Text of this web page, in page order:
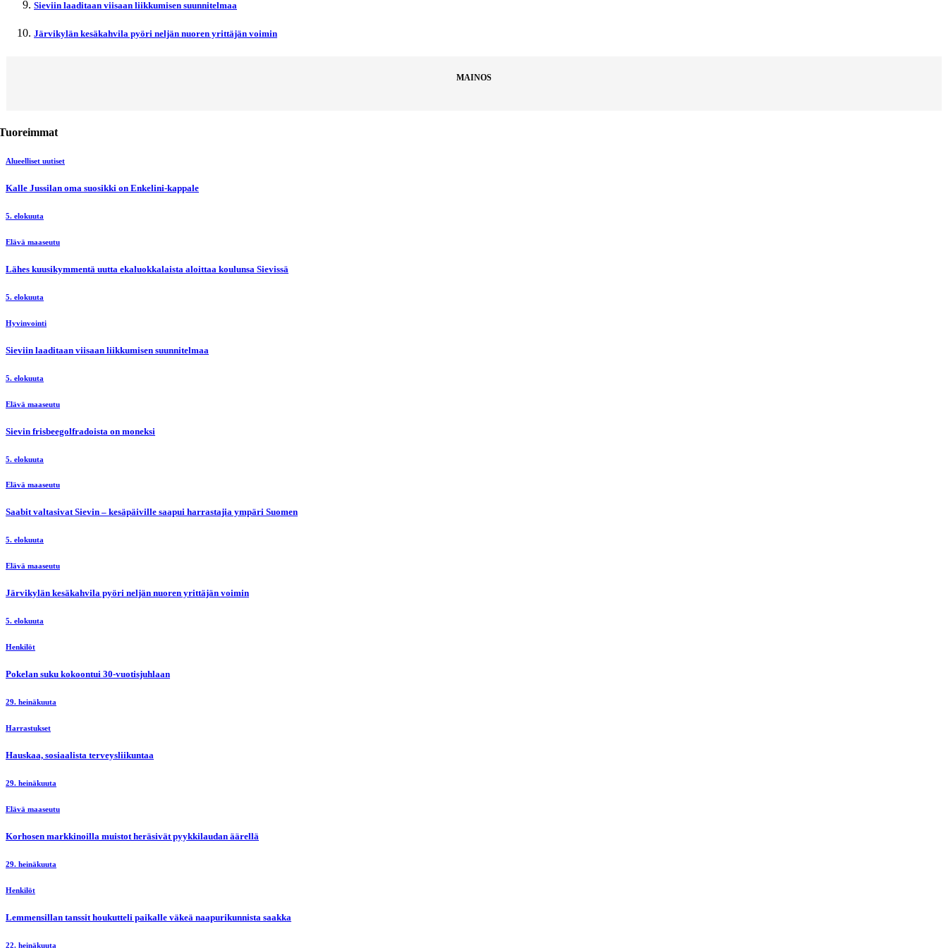
Sieviin laaditaan viisaan liikkumisen suunnitelmaa
Järvikylän kesäkahvila pyöri neljän nuoren yrittäjän voimin
MAINOS
Alueelliset uutiset
Kalle Jussilan oma suosikki on Enkelini-kappale
5. elokuuta
Elävä maaseutu
Lähes kuusikymmentä uutta ekaluokkalaista aloittaa koulunsa Sievissä
5. elokuuta
Hyvinvointi
Sieviin laaditaan viisaan liikkumisen suunnitelmaa
5. elokuuta
Elävä maaseutu
Sievin frisbeegolfradoista on moneksi
5. elokuuta
Elävä maaseutu
Saabit valtasivat Sievin – kesäpäiville saapui harrastajia ympäri Suomen
5. elokuuta
Elävä maaseutu
Järvikylän kesäkahvila pyöri neljän nuoren yrittäjän voimin
5. elokuuta
Henkilöt
Pokelan suku kokoontui 30-vuotisjuhlaan
29. heinäkuuta
Harrastukset
Hauskaa, sosiaalista terveysliikuntaa
29. heinäkuuta
Elävä maaseutu
Korhosen markkinoilla muistot heräsivät pyykkilaudan äärellä
29. heinäkuuta
Henkilöt
Lemmensillan tanssit houkutteli paikalle väkeä naapurikunnista saakka
22. heinäkuuta